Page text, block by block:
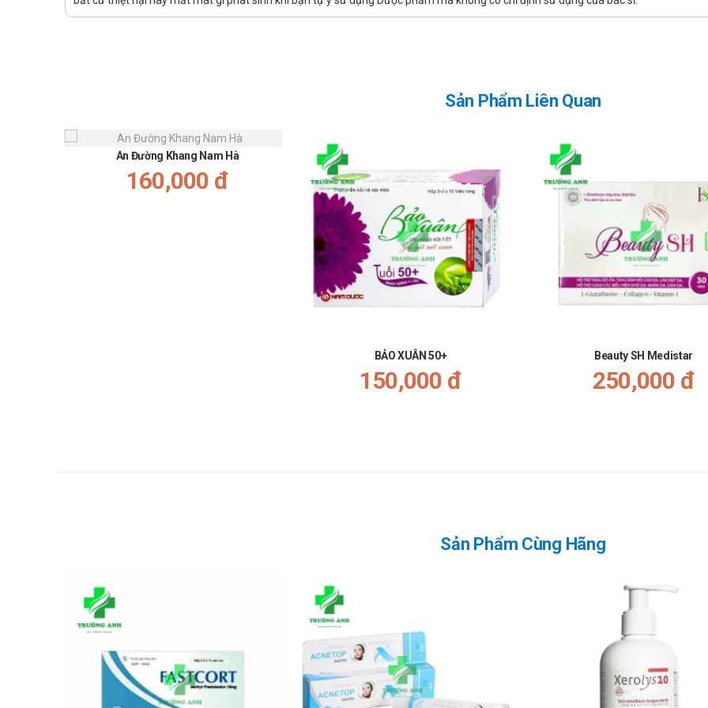
Người mắc phải tình trạng cơ thể bị thiếu các enzym tiêu hóa (còn được gọi là men tiêu hóa).
Liều dùng:
Uống mỗi lần 1 viên, ngày uống 2-3 lần.
Nếu bạn dùng thiếu một liều, bạn có thể dùng ngay khi nhớ ra. Hoặc bỏ qua nếu sắp đến liều dùng tiếp theo.
Mặc dù tình trạng này không gây nguy hiểm, nhưng dùng sản phẩm không đều đặn có thể khiến hiệu quả của sản phẩm
Rối loạn tiêu hóa là một hội chứng được tạo ra bởi sự co thắt bất thường của các cơ vòng trong hệ tiêu hóa làm cơ thể
căn bệnh dẫn đến tử vong mà "chỉ" là một hội chứng tuy khó chịu, nhưng hoàn toàn không nguy hiểm đến tính mạng.
Gasfizzy hỗ trợ tiêu hóa được khuyến cáo không được sử dụng cho bệnh nhân có bất kì một dị ứng hay mẫn cảm với bất cứ
Chống chỉ định sử dụng sản phẩm này trên những bệnh nhân mắc các bệnh cấp tính liên quan đến đường tiêu hóa.
Chống chỉ định sử dụng trên những bệnh nhân mắc bệnh viêm tụy cấp, viêm tụy mạn nặng.
Liệt kê danh sách thuốc và thực phẩm chức năng người bệnh đang dùng để được các chuyên gia y tế xem xét liệu chúng có
việc sử dụng đạt hiệu quả và an toàn.
Khi sử dụng Gasfizzy cần lưu ý khi những điều gì?
Lưu ý chung:
Gasfizzy hỗ trợ tiêu hóa là thực phẩm chức năng chỉ có tác dụng hỗ trợ trong điều trị một số bệnh liên quan đến rối loạn
Sản Phẩm Liên Quan
An Đường Khang Nam Hà
160,000 đ
BẢO XUÂN 50+
150,000 đ
Beauty SH Medistar
250,000 đ
Sản Phẩm Cùng Hãng